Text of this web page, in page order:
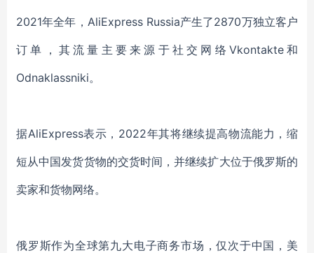
2021年全年 ， AliExpress Russia产生了2870万独立客户
订单 ，其流量主要来源于社交网络 Vkontakte和
Odnaklassniki。
据AliExpress表示 ， 2022年其将继续提高物流能力，缩
短从中国发货货物的交货时间，并继续扩大位于俄罗斯的
卖家和货物网络。
俄罗斯作为全球第九大电子商务市场，仅次于中国，美